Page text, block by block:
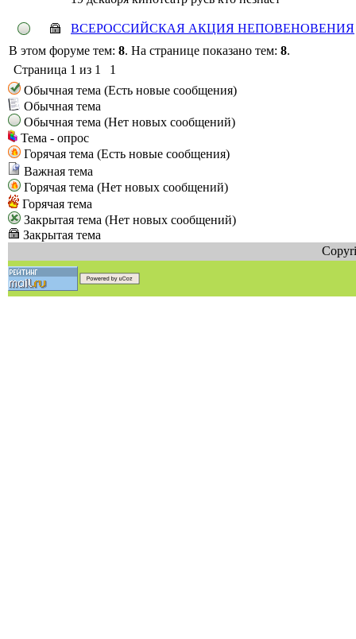
ВСЕРОССИЙСКАЯ АКЦИЯ НЕПОВЕНОВЕНИЯ
В этом форуме тем: 8. На странице показано тем: 8.
Страница 1 из 1
1
Обычная тема (Есть новые сообщения)
Обычная тема
Обычная тема (Нет новых сообщений)
Тема - опрос
Горячая тема (Есть новые сообщения)
Важная тема
Горячая тема (Нет новых сообщений)
Горячая тема
Закрытая тема (Нет новых сообщений)
Закрытая тема